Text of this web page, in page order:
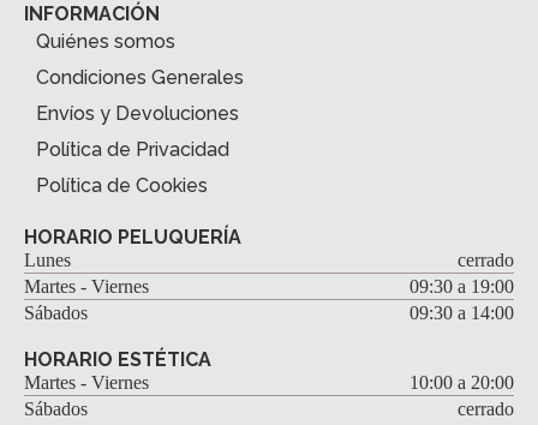
INFORMACIÓN
Quiénes somos
Condiciones Generales
Envíos y Devoluciones
Política de Privacidad
Política de Cookies
HORARIO PELUQUERÍA
Lunes
cerrado
Martes - Viernes
09:30 a 19:00
Sábados
09:30 a 14:00
HORARIO ESTÉTICA
Martes - Viernes
10:00 a 20:00
Sábados
cerrado